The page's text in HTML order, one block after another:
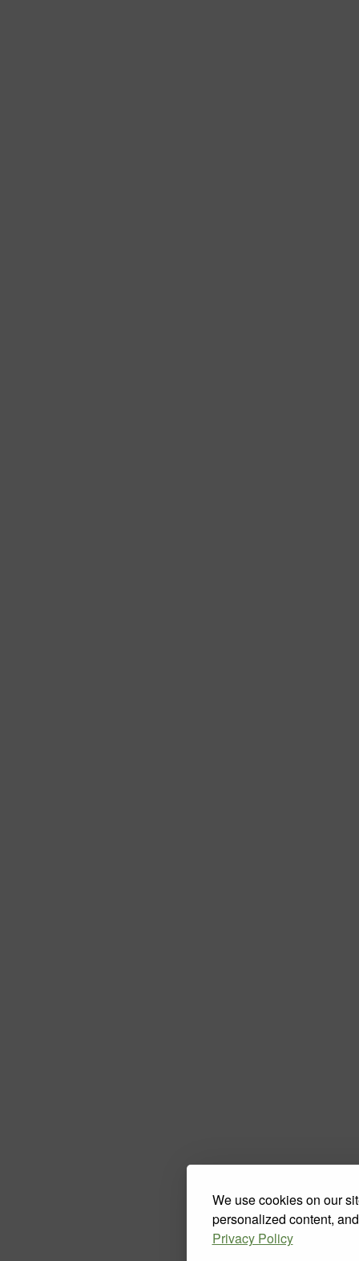
We use cookies on our
personalized content,
Privacy Policy